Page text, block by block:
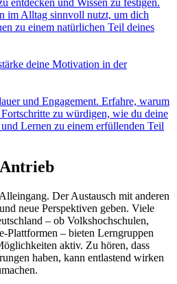
im Alltag sinnvoll nutzt, um dich
zu einem natürlichen Teil deines
deine Motivation in der
und Engagement. Erfahre, warum
zu würdigen, wie du deine
Lernen zu einem erfüllenden Teil
Der Austausch mit anderen
neue Perspektiven geben. Viele
– ob Volkshochschulen,
Plattformen – bieten Lerngruppen
aktiv. Zu hören, dass
haben, kann entlastend wirken